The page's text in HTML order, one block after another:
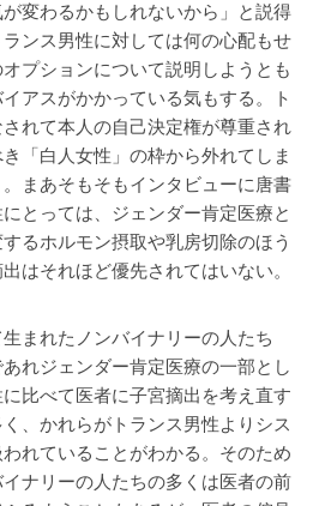
変わるかもしれないから」と説得
ンス男性に対しては何の心配もせ
プションについて説明しようとも
アスがかかっている気もする。ト
れて本人の自己決定権が尊重され
「白人女性」の枠から外れてしま
まあそもそもインタビューに唐書
とっては、ジェンダー肯定医療と
るホルモン摂取や乳房切除のほう
はそれほど優先されてはいない。
まれたノンバイナリーの人たち
れジェンダー肯定医療の一部とし
比べて医者に子宮摘出を考え直す
、かれらがトランス男性よりシス
れていることがわかる。そのため
ナリーの人たちの多くは医者の前